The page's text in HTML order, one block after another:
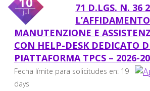
jul
71 D.LGS. N. 36
MANUTENZIONE E
CON HELP-DESK DEDICATO
PIATTAFORMA TPCS – 2026-
Fecha límite para solicitudes en: 19
days